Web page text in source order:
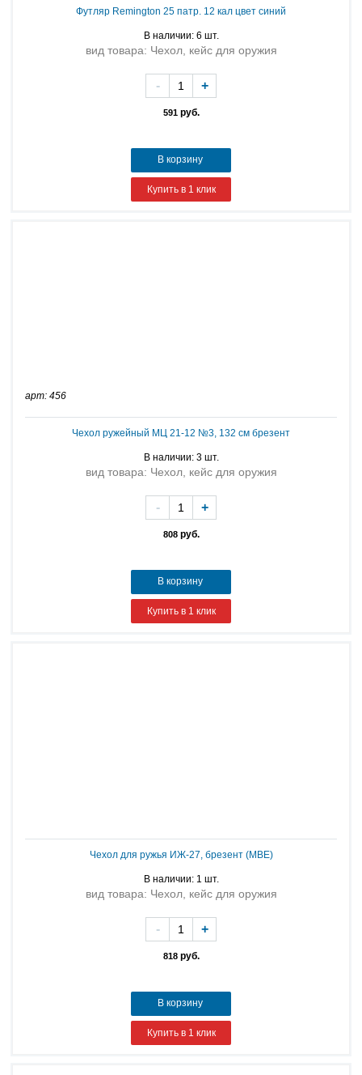
Футляр Remington 25 патр. 12 кал цвет синий
В наличии: 6 шт.
вид товара: Чехол, кейс для оружия
591руб.
- +
В корзину
Купить в 1 клик
арт: 456
Чехол ружейный МЦ 21-12 №3, 132 см брезент
В наличии: 3 шт.
вид товара: Чехол, кейс для оружия
808руб.
- +
В корзину
Купить в 1 клик
Чехол для ружья ИЖ-27, брезент (МВЕ)
В наличии: 1 шт.
вид товара: Чехол, кейс для оружия
818руб.
- +
В корзину
Купить в 1 клик